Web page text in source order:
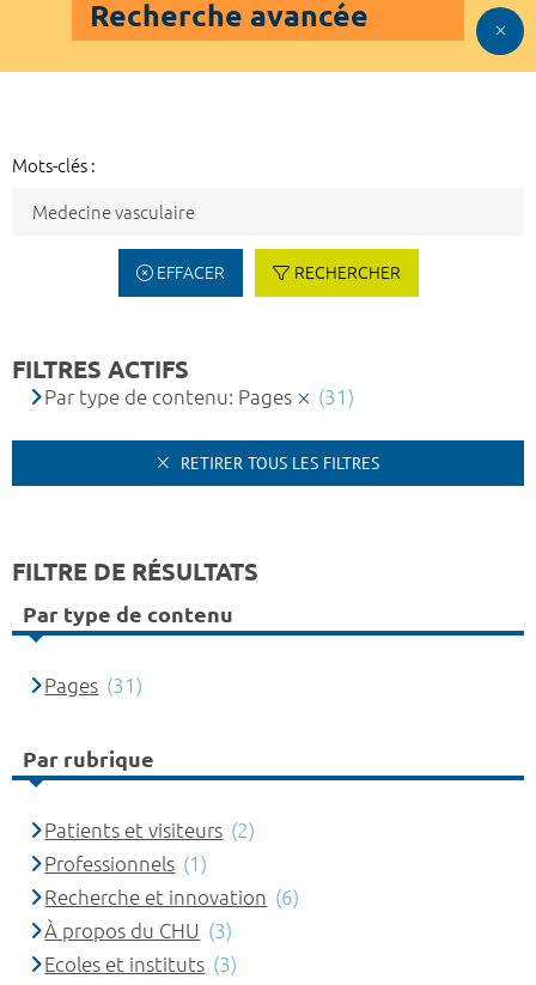
Recherche avancée
Mots-clés :
EFFACER RECHERCHER
FILTRES ACTIFS
Par type de contenu: Pages (31)
RETIRER TOUS LES FILTRES
FILTRE DE RÉSULTATS
Par type de contenu
Pages (31)
Par rubrique
Patients et visiteurs (2)
Professionnels (1)
Recherche et innovation (6)
À propos du CHU (3)
Ecoles et instituts (3)